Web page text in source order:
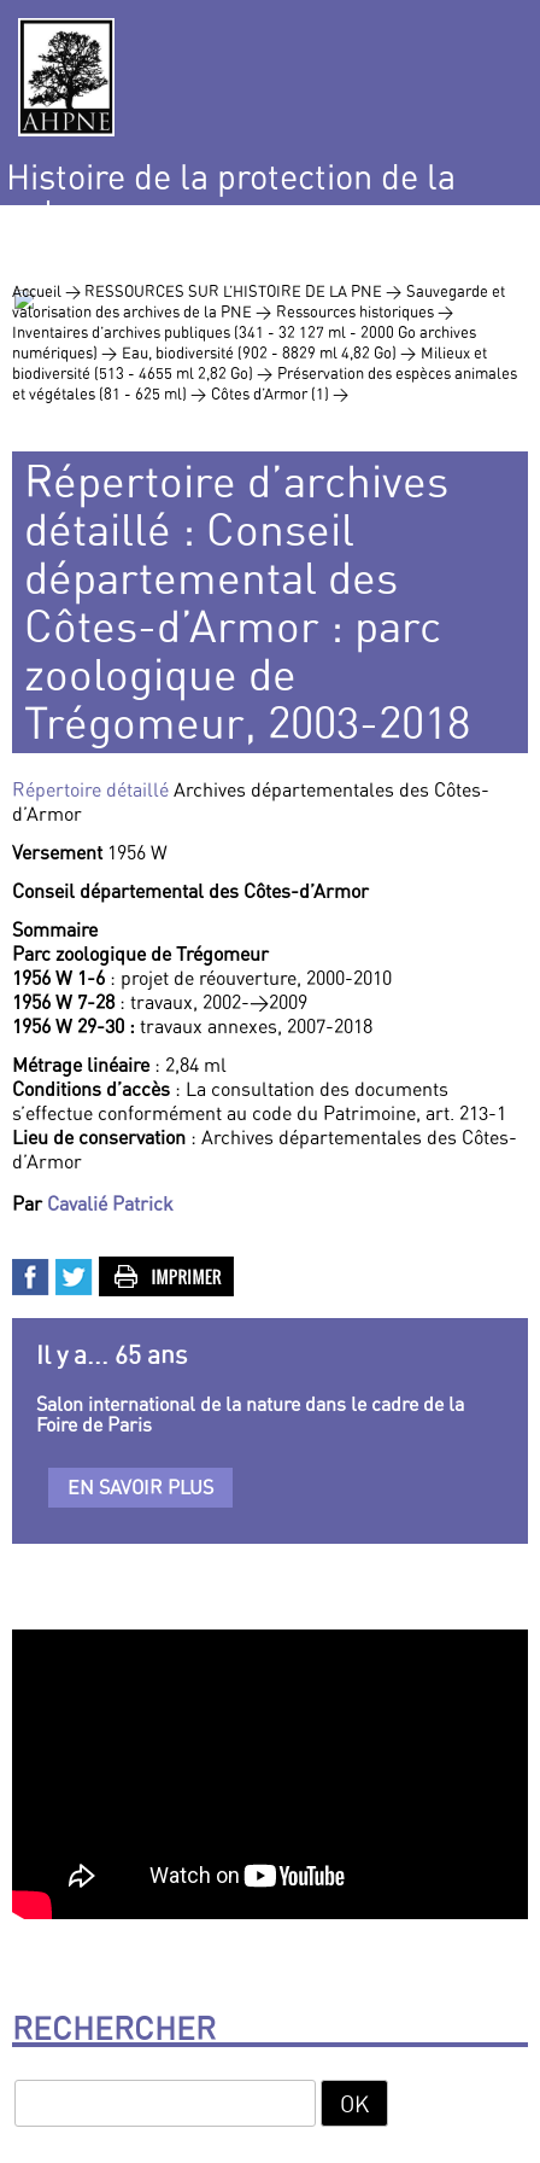
Histoire de la protection de la
nature
Accueil > RESSOURCES SUR L’HISTOIRE DE LA PNE > Sauvegarde et
valorisation des archives de la PNE > Ressources historiques >
Inventaires d’archives publiques (341 - 32 127 ml - 2000 Go archives
numériques) > Eau, biodiversité (902 - 8829 ml 4,82 Go) > Milieux et
biodiversité (513 - 4655 ml 2,82 Go) > Préservation des espèces animales
et végétales (81 - 625 ml) > Côtes d’Armor (1) >
Répertoire d’archives
détaillé : Conseil
départemental des
Côtes-d’Armor : parc
zoologique de
Trégomeur, 2003-2018
Répertoire détaillé Archives départementales des Côtes-
d’Armor
Versement 1956 W
Conseil départemental des Côtes-d’Armor
Sommaire
Parc zoologique de Trégomeur
1956 W 1-6 : projet de réouverture, 2000-2010
1956 W 7-28: travaux, 2002->2009
1956 W 29-30 : travaux annexes, 2007-2018
Métrage linéaire: 2,84 ml
Conditions d’accès : La consultation des documents
s’effectue conformément au code du Patrimoine, art. 213-1
Lieu de conservation : Archives départementales des Côtes-
d’Armor
Par Cavalié Patrick
Il y a... 65 ans
Salon international de la nature dans le cadre de la
Foire de Paris
EN SAVOIR PLUS
RECHERCHER